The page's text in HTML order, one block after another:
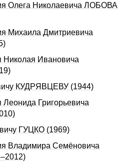
Олега Николаевича ЛОБОВА
Михаила Дмитриевича
Николая Ивановича
КУДРЯВЦЕВУ (1944)
Григорьевича
ГУЦКО (1969)
Владимира Семёновича